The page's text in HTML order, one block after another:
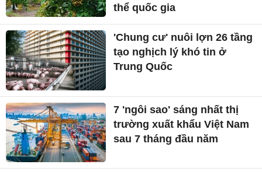
thể quốc gia
'Chung cư' nuôi lợn 26 tầng
tạo nghịch lý khó tin ở
Trung Quốc
7 'ngôi sao' sáng nhất thị
trường xuất khẩu Việt Nam
sau 7 tháng đầu năm